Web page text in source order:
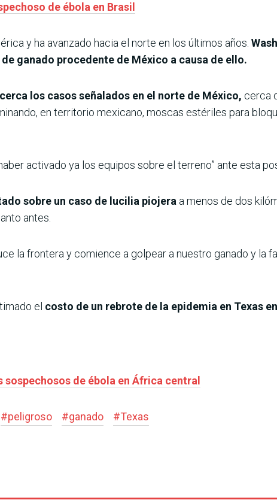
de ébola en Brasil
y ha avanzado hacia el norte en los últimos años.
ganado procedente de México a causa de ello.
los casos señalados en el norte de México, cerca
en territorio mexicano, moscas estériles para
activado ya los equipos sobre el terreno” ante esta
sobre un caso de lucilia piojera a menos de dos
antes.
la frontera y comience a golpear a nuestro ganado y la
el costo de un rebrote de la epidemia en Texas
de ébola en África central
#peligroso #ganado #Texas